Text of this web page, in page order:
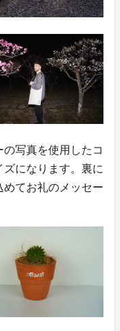
写真を使用したコ
になります。裏に
てお礼のメッセー